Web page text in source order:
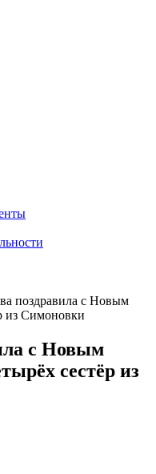
поздравила с Новым
из Симоновки
с Новым
сестёр из